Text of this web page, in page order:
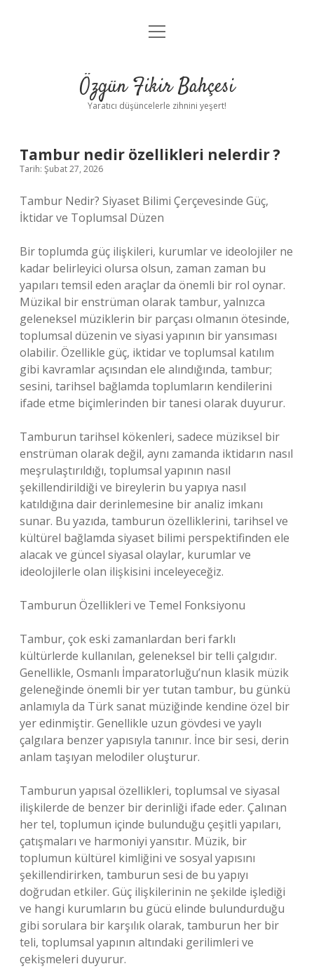
Anasayfa
Yasal Uyarı
menüyü
Özgün Fikir Bahçesi
Yaratıcı düşüncelerle zihnini yeşert!
Tambur nedir özellikleri nelerdir ?
Tarih: Şubat 27, 2026
Tambur Nedir? Siyaset Bilimi Çerçevesinde Güç,
İktidar ve Toplumsal Düzen
Bir toplumda güç ilişkileri, kurumlar ve ideolojiler ne
kadar belirleyici olursa olsun, zaman zaman bu
yapıları temsil eden araçlar da önemli bir rol oynar.
Müzikal bir enstrüman olarak tambur, yalnızca
geleneksel müziklerin bir parçası olmanın ötesinde,
toplumsal düzenin ve siyasi yapının bir yansıması
olabilir. Özellikle güç, iktidar ve toplumsal katılım
gibi kavramlar açısından ele alındığında, tambur;
sesini, tarihsel bağlamda toplumların kendilerini
ifade etme biçimlerinden bir tanesi olarak duyurur.
Tamburun tarihsel kökenleri, sadece müziksel bir
enstrüman olarak değil, aynı zamanda iktidarın nasıl
meşrulaştırıldığı, toplumsal yapının nasıl
şekillendirildiği ve bireylerin bu yapıya nasıl
katıldığına dair derinlemesine bir analiz imkanı
sunar. Bu yazıda, tamburun özelliklerini, tarihsel ve
kültürel bağlamda siyaset bilimi perspektifinden ele
alacak ve güncel siyasal olaylar, kurumlar ve
ideolojilerle olan ilişkisini inceleyeceğiz.
Tamburun Özellikleri ve Temel Fonksiyonu
Tambur, çok eski zamanlardan beri farklı
kültürlerde kullanılan, geleneksel bir telli çalgıdır.
Genellikle, Osmanlı İmparatorluğu’nun klasik müzik
geleneğinde önemli bir yer tutan tambur, bu günkü
anlamıyla da Türk sanat müziğinde kendine özel bir
yer edinmiştir. Genellikle uzun gövdesi ve yaylı
çalgılara benzer yapısıyla tanınır. İnce bir sesi, derin
anlam taşıyan melodiler oluşturur.
Tamburun yapısal özellikleri, toplumsal ve siyasal
ilişkilerde de benzer bir derinliği ifade eder. Çalınan
her tel, toplumun içinde bulunduğu çeşitli yapıları,
çatışmaları ve harmoniyi yansıtır. Müzik, bir
toplumun kültürel kimliğini ve sosyal yapısını
şekillendirirken, tamburun sesi de bu yapıyı
doğrudan etkiler. Güç ilişkilerinin ne şekilde işlediği
ve hangi kurumların bu gücü elinde bulundurduğu
gibi sorulara bir karşılık olarak, tamburun her bir
teli, toplumsal yapının altındaki gerilimleri ve
çekişmeleri duyurur.